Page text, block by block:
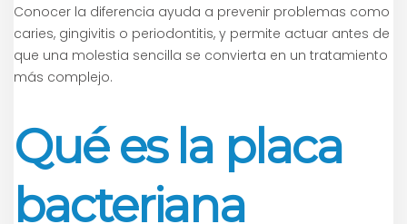
Conocer la diferencia ayuda a prevenir problemas como
caries, gingivitis o periodontitis, y permite actuar antes de
que una molestia sencilla se convierta en un tratamiento
más complejo.
Qué es la placa
bacteriana